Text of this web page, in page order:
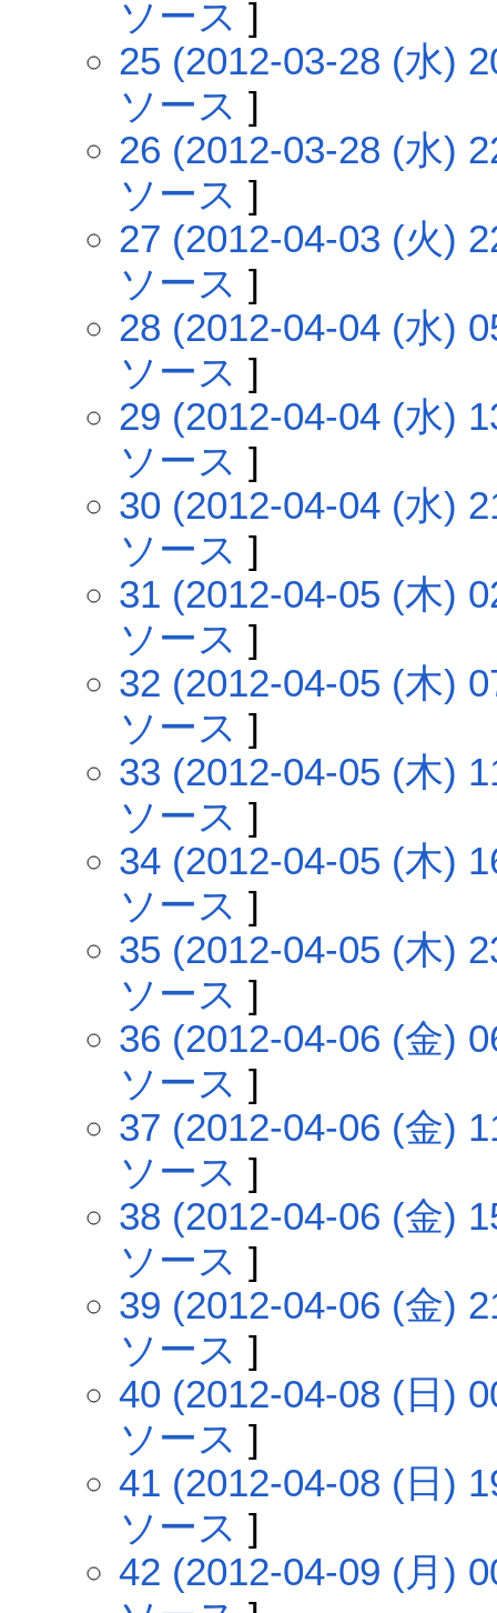
ソース ]
25 (2012-03-28 (水)
ソース ]
26 (2012-03-28 (水)
ソース ]
27 (2012-04-03 (火)
ソース ]
28 (2012-04-04 (水)
ソース ]
29 (2012-04-04 (水)
ソース ]
30 (2012-04-04 (水)
ソース ]
31 (2012-04-05 (木)
ソース ]
32 (2012-04-05 (木)
ソース ]
33 (2012-04-05 (木)
ソース ]
34 (2012-04-05 (木)
ソース ]
35 (2012-04-05 (木)
ソース ]
36 (2012-04-06 (金)
ソース ]
37 (2012-04-06 (金)
ソース ]
38 (2012-04-06 (金)
ソース ]
39 (2012-04-06 (金)
ソース ]
40 (2012-04-08 (日)
ソース ]
41 (2012-04-08 (日)
ソース ]
42 (2012-04-09 (月)